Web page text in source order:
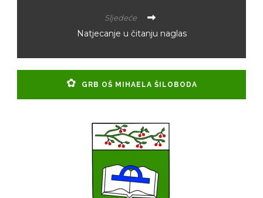
Sljedeće
Natjecanje u čitanju naglas
GRB OŠ MIHAELA ŠILOBODA